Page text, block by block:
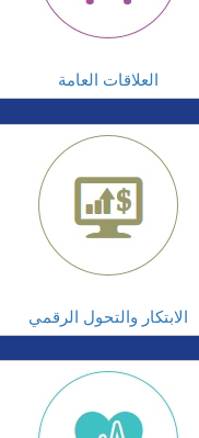
العلاقات العامة
الابتكار والتحول الرقمي